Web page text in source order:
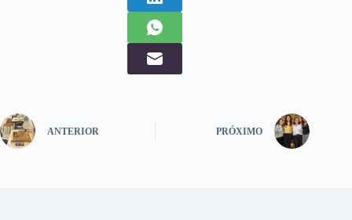
ANTERIOR PRÓXIMO